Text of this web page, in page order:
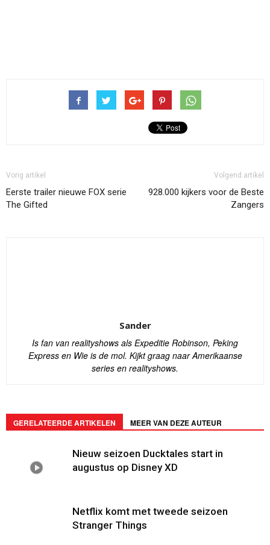
Vorig artikel
Eerste trailer nieuwe FOX serie
The Gifted
Volgend artikel
928.000 kijkers voor de Beste
Zangers
Sander
Is fan van realityshows als Expeditie Robinson, Peking
Express en Wie is de mol. Kijkt graag naar Amerikaanse
series en realityshows.
GERELATEERDE ARTIKELEN MEER VAN DEZE AUTEUR
Nieuw seizoen Ducktales start in
augustus op Disney XD
Netflix komt met tweede seizoen
Stranger Things